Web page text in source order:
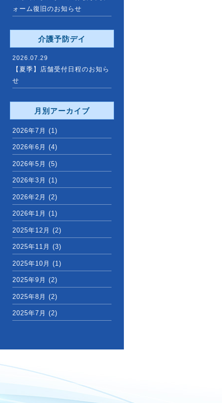
ォーム復旧のお知らせ
介護予防デイ
2026.07.29
【夏季】店舗受付日程のお知ら
せ
月別アーカイブ
2026年7月 (1)
2026年6月 (4)
2026年5月 (5)
2026年3月 (1)
2026年2月 (2)
2026年1月 (1)
2025年12月 (2)
2025年11月 (3)
2025年10月 (1)
2025年9月 (2)
2025年8月 (2)
2025年7月 (2)